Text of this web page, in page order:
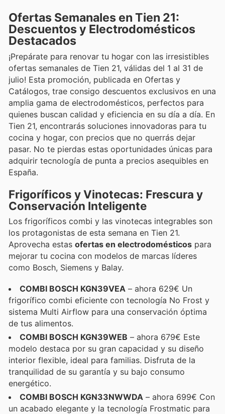
Ofertas Semanales en Tien 21:
Descuentos y Electrodomésticos
Destacados
¡Prepárate para renovar tu hogar con las irresistibles
ofertas semanales de Tien 21, válidas del 1 al 31 de
julio! Esta promoción, publicada en Ofertas y
Catálogos, trae consigo descuentos exclusivos en una
amplia gama de electrodomésticos, perfectos para
quienes buscan calidad y eficiencia en su día a día. En
Tien 21, encontrarás soluciones innovadoras para tu
cocina y hogar, con precios que no querrás dejar
pasar. No te pierdas estas oportunidades únicas para
adquirir tecnología de punta a precios asequibles en
España.
Frigoríficos y Vinotecas: Frescura y
Conservación Inteligente
Los frigoríficos combi y las vinotecas integrables son
los protagonistas de esta semana en Tien 21.
Aprovecha estas ofertas en electrodomésticos para
mejorar tu cocina con modelos de marcas líderes
como Bosch, Siemens y Balay.
COMBI BOSCH KGN39VEA – ahora 629€ Un
frigorífico combi eficiente con tecnología No Frost y
sistema Multi Airflow para una conservación óptima
de tus alimentos.
COMBI BOSCH KGN39WEB – ahora 679€ Este
modelo destaca por su gran capacidad y su diseño
interior flexible, ideal para familias. Disfruta de la
tranquilidad de su garantía y su bajo consumo
energético.
COMBI BOSCH KGN33NWWDA – ahora 699€ Con
un acabado elegante y la tecnología Frostmatic para